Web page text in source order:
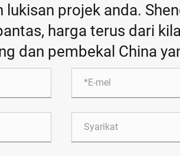
projek anda.
harga terus dari
dan pembekal China